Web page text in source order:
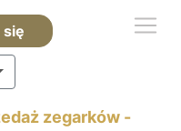
się
zegarków -